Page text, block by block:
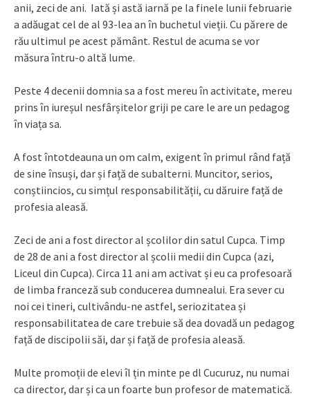
anii, zeci de ani. Iată și astă iarnă pe la finele lunii februarie
a adăugat cel de al 93-lea an în buchetul vieții. Cu părere de
rău ultimul pe acest pământ. Restul de acuma se vor
măsura întru-o altă lume.
Peste 4 decenii domnia sa a fost mereu în activitate, mereu
prins în iureșul nesfârșitelor griji pe care le are un pedagog
în viața sa.
A fost întotdeauna un om calm, exigent în primul rând față
de sine însuși, dar și față de subalterni. Muncitor, serios,
conștiincios, cu simțul responsabilității, cu dăruire față de
profesia aleasă.
Zeci de ani a fost director al școlilor din satul Cupca. Timp
de 28 de ani a fost director al școlii medii din Cupca (azi,
Liceul din Cupca). Circa 11 ani am activat și eu ca profesoară
de limba franceză sub conducerea dumnealui. Era sever cu
noi cei tineri, cultivându-ne astfel, seriozitatea și
responsabilitatea de care trebuie să dea dovadă un pedagog
față de discipolii săi, dar și față de profesia aleasă.
Multe promoții de elevi îl țin minte pe dl Cucuruz, nu numai
ca director, dar și ca un foarte bun profesor de matematică.